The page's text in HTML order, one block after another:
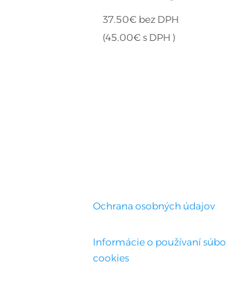
37.50€ bez DPH
(45.00€s DPH )
Ochrana osobných údajov
Informácie o používaní
cookies